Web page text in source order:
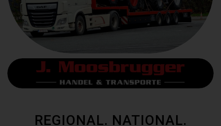
REGIONAL. NATIONAL.